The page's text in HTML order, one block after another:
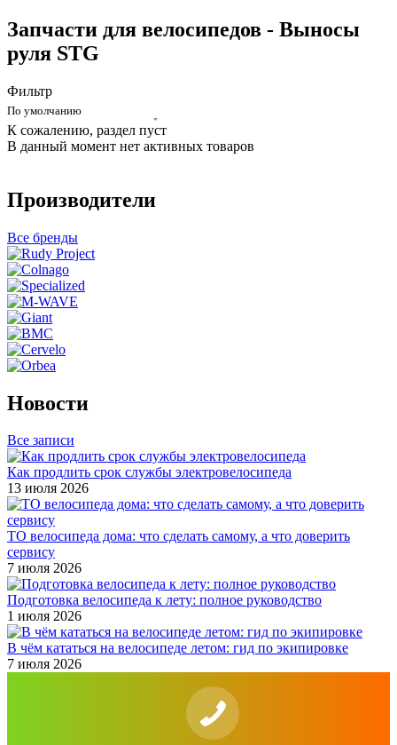
Запчасти для велосипедов - Выносы
руля STG
Фильтр
По умолчанию
К сожалению, раздел пуст
В данный момент нет активных товаров
Производители
Все бренды
Новости
Все записи
Как продлить срок службы электровелосипеда
13 июля 2026
ТО велосипеда дома: что сделать самому, а что доверить
сервису
7 июля 2026
Подготовка велосипеда к лету: полное руководство
1 июля 2026
В чём кататься на велосипеде летом: гид по экипировке
7 июля 2026